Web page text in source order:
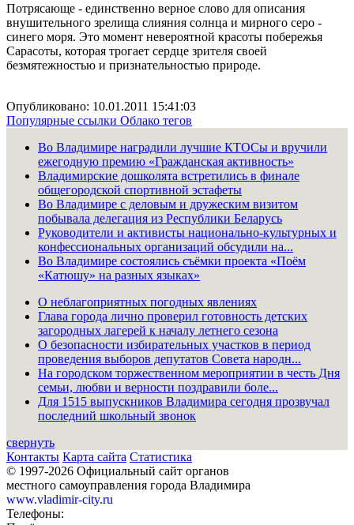
Потрясающе - единственно верное слово для описания
внушительного зрелища слияния солнца и мирного серо -
синего моря. Это момент невероятной красоты побережья
Сарасоты, которая трогает сердце зрителя своей
безмятежностью и признательностью природе.
Опубликовано: 10.01.2011 15:41:03
Популярные ссылки Облако тегов
Во Владимире наградили лучшие КТОСы и вручили
ежегодную премию «Гражданская активность»
Владимирские дошколята встретились в финале
общегородской спортивной эстафеты
Во Владимире с деловым и дружеским визитом
побывала делегация из Республики Беларусь
Руководители и активисты национально-культурных и
конфессиональных организаций обсудили на...
Во Владимире состоялись съёмки проекта «Поём
«Катюшу» на разных языках»
О неблагоприятных погодных явлениях
Глава города лично проверил готовность детских
загородных лагерей к началу летнего сезона
О безопасности избирательных участков в период
проведения выборов депутатов Совета народн...
На городском торжественном мероприятии в честь Дня
семьи, любви и верности поздравили боле...
Для 1515 выпускников Владимира сегодня прозвучал
последний школьный звонок
свернуть
Контакты Карта сайта Статистика
© 1997-2026 Официальный сайт органов
местного самоуправления города Владимира
www.vladimir-city.ru
Телефоны: